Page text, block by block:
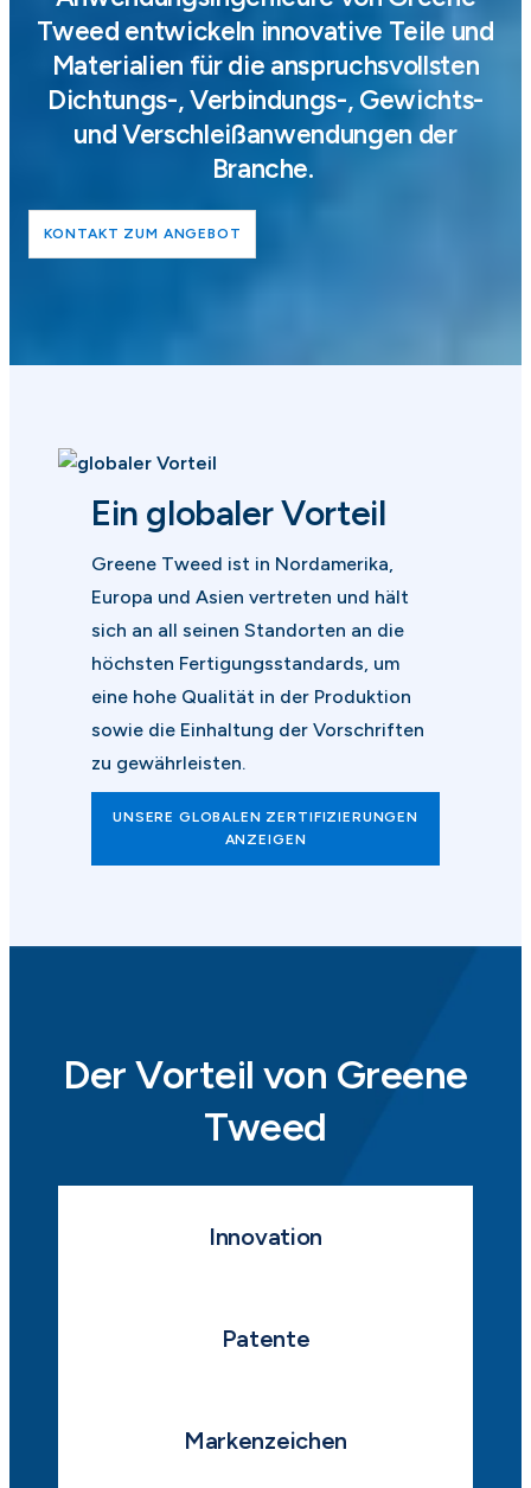
Tweed entwickeln innovative Teile und
Materialien für die anspruchsvollsten
Dichtungs-, Verbindungs-, Gewichts-
und Verschleißanwendungen der
Branche.
KONTAKT ZUM ANGEBOT
Ein globaler Vorteil
Greene Tweed ist in Nordamerika,
Europa und Asien vertreten und hält
sich an all seinen Standorten an die
höchsten Fertigungsstandards, um
eine hohe Qualität in der Produktion
sowie die Einhaltung der Vorschriften
zu gewährleisten.
UNSERE GLOBALEN ZERTIFIZIERUNGEN
ANZEIGEN
Der Vorteil von Greene
Tweed
Innovation
Patente
Markenzeichen